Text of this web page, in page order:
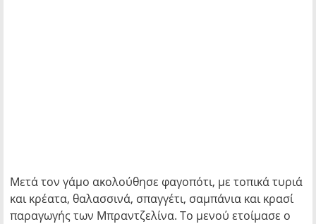
Μετά τον γάμο ακολούθησε φαγοπότι, με τοπικά τυριά
και κρέατα, θαλασσινά, σπαγγέτι, σαμπάνια και κρασί
παραγωγής των Μπραντζελίνα. Το μενού ετοίμασε ο